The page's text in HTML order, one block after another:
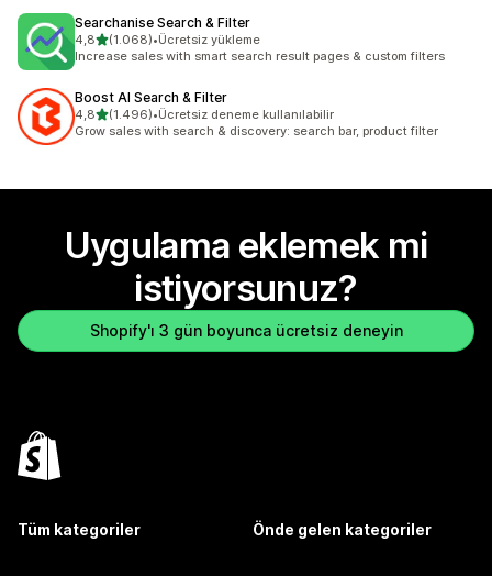
Searchanise Search & Filter
4,85 yıldız üzerinden
(1.068)
toplam 1068 değerlendirme
•Ücretsiz yükleme
Increase sales with smart search result pages & custom filters
Boost AI Search & Filter
4,85 yıldız üzerinden
(1.496)
toplam 1496 değerlendirme
•Ücretsiz deneme kullanılabilir
Grow sales with search & discovery: search bar, product filter
Uygulama eklemek mi
istiyorsunuz?
Shopify'ı 3 gün boyunca ücretsiz deneyin
Tüm kategoriler Önde gelen kategoriler